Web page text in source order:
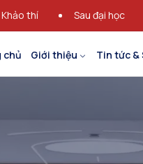
Khảo thí Sau đại học
chủ Giới thiệu Tin tức &